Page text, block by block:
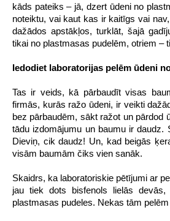
kāds pateiks – jā, dzert ūdeni no
noteiktu, vai kaut kas ir kaitīgs vai
dažādos apstākļos, turklāt, šajā
tikai no plastmasas pudelēm, otriem –
Iedodiet laboratorijas pelēm ūdeni
Tas ir veids, kā pārbaudīt visas
firmās, kurās ražo ūdeni, ir veikti
bez pārbaudēm, sākt ražot un
tādu izdomājumu un baumu ir
Dieviņ, cik daudz! Un, kad beigās
visām baumām čiks vien sanāk.
Skaidrs, ka laboratoriskie pētījumi ar
jau tiek dots bisfenols lielās
plastmasas pudeles. Nekas tām